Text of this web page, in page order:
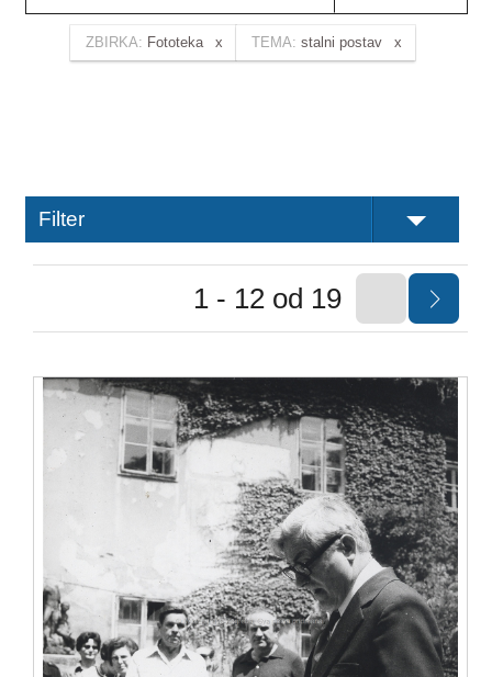
ZBIRKA: Fototeka TEMA: stalni postav
Filter
1 - 12 od 19